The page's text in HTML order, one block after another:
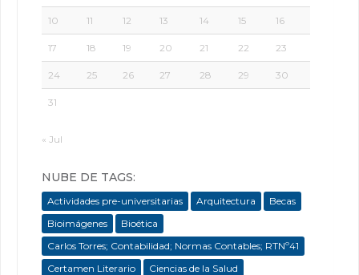
10 11 12 13 14 15 16
17 18 19 20 21 22 23
24 25 26 27 28 29 30
31
« Jul
NUBE DE TAGS:
Actividades pre-universitarias Arquitectura
Becas
Bioimágenes
Bioética
Carlos Torres; Contabilidad; Normas Contables; RTNº41
Certamen Literario
Ciencias de la Salud